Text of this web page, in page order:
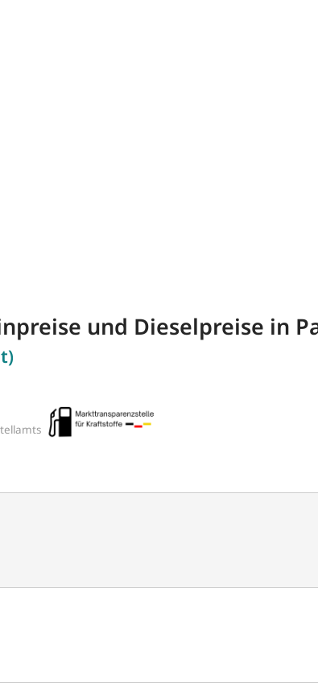
und Dieselpreise in